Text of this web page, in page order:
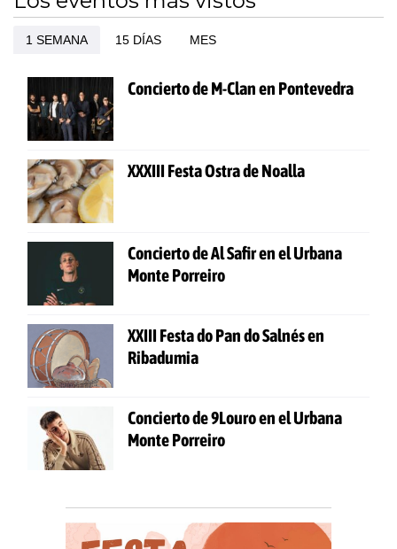
1 SEMANA 15 DÍAS MES
Concierto de M-Clan en Pontevedra
XXXIII Festa Ostra de Noalla
Concierto de Al Safir en el Urbana
Monte Porreiro
XXIII Festa do Pan do Salnés en
Ribadumia
Concierto de 9Louro en el Urbana
Monte Porreiro